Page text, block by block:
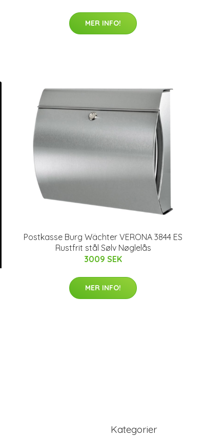
MER INFO!
Postkasse Burg Wächter VERONA 3844 ES
Rustfrit stål Sølv Nøglelås
3009 SEK
MER INFO!
Kategorier